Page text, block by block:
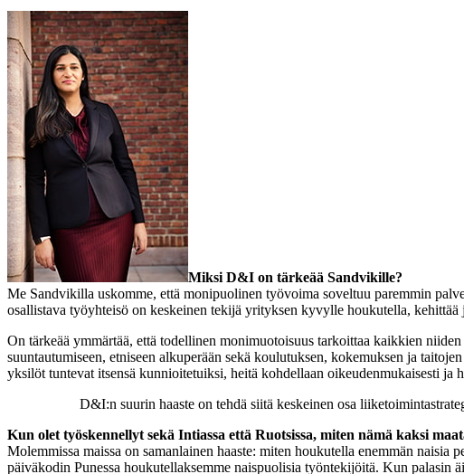
Miksi D&I on tärkeää Sandvikille?
Me Sandvikilla uskomme, että monipuolinen työvoima soveltuu paremmin
osallistava työyhteisö on keskeinen tekijä yrityksen kyvylle houkutella,
On tärkeää ymmärtää, että todellinen monimuotoisuus tarkoittaa kaikkien
suuntautumiseen, etniseen alkuperään sekä koulutuksen, kokemuksen ja
yksilöt tuntevat itsensä kunnioitetuiksi, heitä kohdellaan oikeudenmukaisesti ja
D&I:n suurin haaste on tehdä siitä keskeinen osa
Kun olet työskennellyt sekä Intiassa että Ruotsissa, miten nämä kaksi
Molemmissa maissa on samanlainen haaste: miten houkutella enemmän
päiväkodin Punessa houkutellaksemme naispuolisia työntekijöitä. Kun palasin